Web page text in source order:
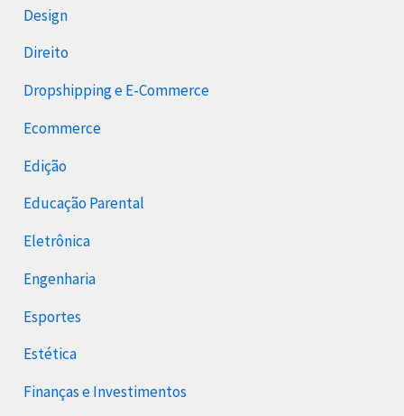
Design
Direito
Dropshipping e E-Commerce
Ecommerce
Edição
Educação Parental
Eletrônica
Engenharia
Esportes
Estética
Finanças e Investimentos